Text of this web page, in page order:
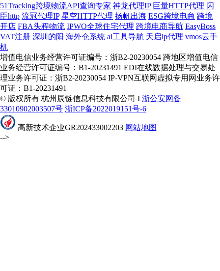
51Tracking跨境物流API查询专家 神龙代理IP 巨量HTTP代理 闪
臣http 流冠代理IP 星空HTTP代理 扬帆出海 ESG跨境电商 跨境
开店 FBA头程物流 IPWO全球住宅代理 跨境电商导航 EasyBoss
VAT注册 深圳的阳 海外仓系统 ai工具导航 天启ip代理 vmos云手
机
增值电信业务经营许可证编号：浙B2-20230054 跨地区增值电信
业务经营许可证编号：B1-20231491 EDI在线数据处理与交易处
理业务许可证：浙B2-20230054 IP-VPN互联网虚拟专用网业务许
可证：B1-20231491
© 版权所有 杭州辰链信息科技有限公司 I 浙公安网备
33010902003507号 浙ICP备2022019151号-6
高新技术企业GR202433002203 网站地图
-->